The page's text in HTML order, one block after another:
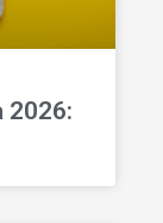
2026: